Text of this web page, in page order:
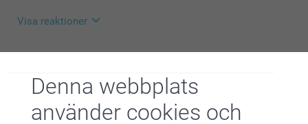
Denna webbplats
använder cookies och
Visa reaktioner
2022-06-09
Hej Therese
Åh vad glada vi blir av att läsa detta omdöme av våra
Multikort.
Stort tack för dina 5 stjärnor! De är verkligen fina
Anna,
Inte nöjd med bilderna på korten. För dålig upplösning men